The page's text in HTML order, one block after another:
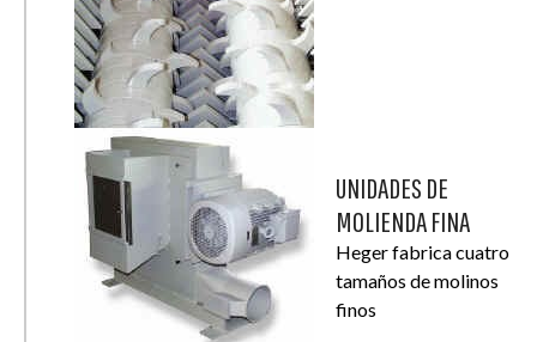
UNIDADES DE
MOLIENDA FINA
Heger fabrica cuatro
tamaños de molinos
finos